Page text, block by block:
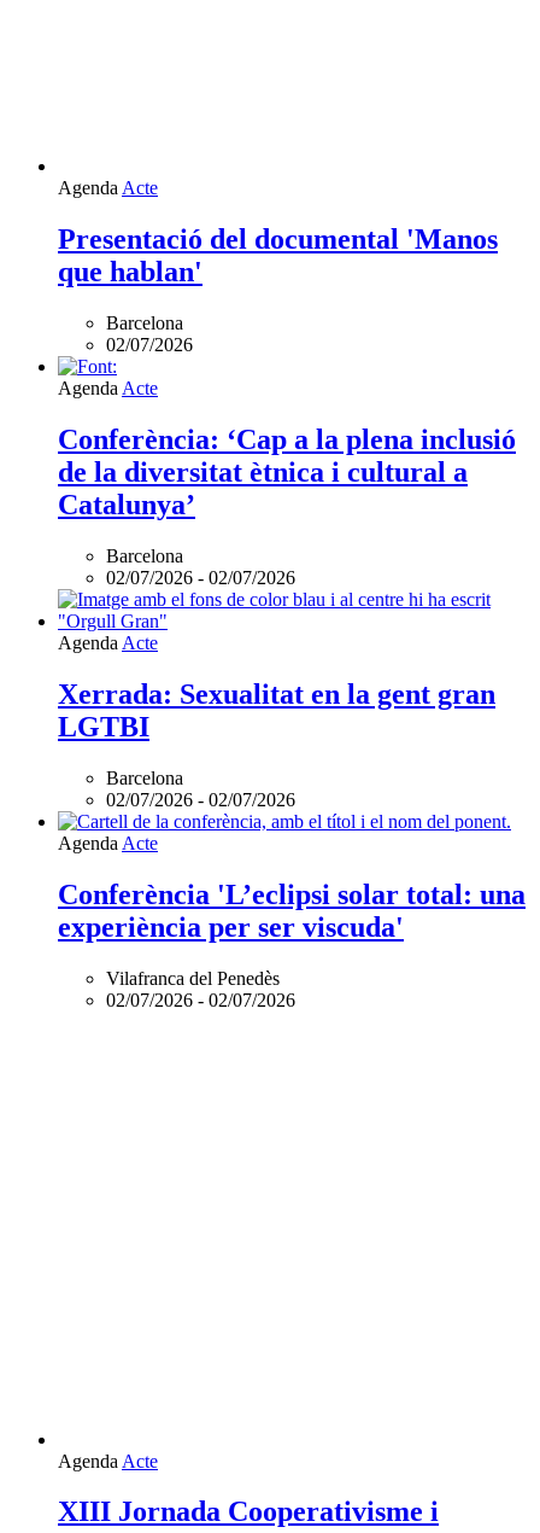
Agenda Acte
Presentació del documental 'Manos
que hablan'
Barcelona
02/07/2026
L'esdeveniment:
‘Cap
a
la
plena
inclusió
diversitat
ètnica
i
cultural
Catalunya’
és
online
Agenda Acte
Conferència: ‘Cap a la plena inclusió
de la diversitat ètnica i cultural a
Catalunya’
Barcelona
02/07/2026 - 02/07/2026
Agenda Acte
Xerrada: Sexualitat en la gent gran
LGTBI
Barcelona
02/07/2026 - 02/07/2026
Agenda Acte
Conferència 'L’eclipsi solar total: una
experiència per ser viscuda'
Vilafranca del Penedès
02/07/2026 - 02/07/2026
Agenda Acte
XIII Jornada Cooperativisme i